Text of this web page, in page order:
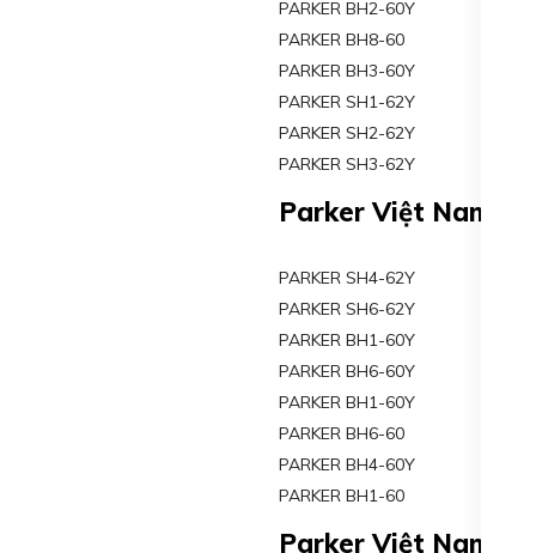
PARKER BH2-60Y
PARKER BH8-60
PARKER BH3-60Y
PARKER SH1-62Y
PARKER SH2-62Y
PARKER SH3-62Y
Parker Việt Nam
PARKER SH4-62Y
PARKER SH6-62Y
PARKER BH1-60Y
PARKER BH6-60Y
PARKER BH1-60Y
PARKER BH6-60
PARKER BH4-60Y
PARKER BH1-60
Parker Việt Nam